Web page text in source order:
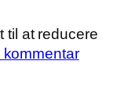
til at reducere